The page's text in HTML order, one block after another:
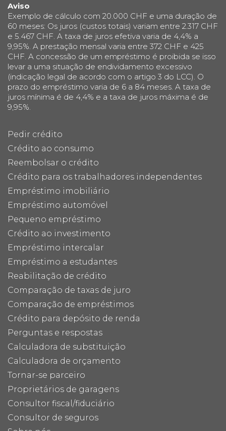
Aviso
Exemplo de cálculo com 20.000 CHF e uma duração de
60 meses: Os juros (custos totais) variam entre 2.317 CHF
e 5.467 CHF. A taxa de juros efetiva varia de 4,4% a
9,95%. A prestação mensal varia entre 372 CHF e 425
CHF. A concessão de um empréstimo é proibida se isso
levar a uma situação de endividamento excessivo
(indicação legal de acordo com o artigo 3 do LCC). O
prazo do empréstimo varia de 6 a 84 meses. A taxa de
juros mínima é de 4,4% e a taxa de juros máxima é de
9,95%.
Pedir crédito
Crédito ao consumo
Reembolsar o crédito
Crédito para os trabalhadores independentes
Empréstimo imobiliário
Empréstimo automóvel
Pequeno empréstimo
Crédito ao investimento
Empréstimo intercalar
Empréstimo a estudantes
Reabilitação de crédito
Comparação de taxas de juro
Comparação de empréstimos
Crédito para depósito de renda
Perguntas e respostas
Calculadora de substituição
Calculadora de orçamento
Tornar-se parceiro
Proprietários de garagens
Consultor fiscal/fiduciário
Consultor de seguros